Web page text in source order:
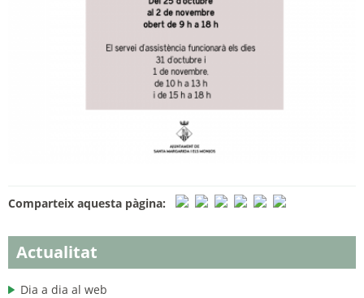
Actualitat
Dia a dia al web
Comparteix aquesta pàgina: